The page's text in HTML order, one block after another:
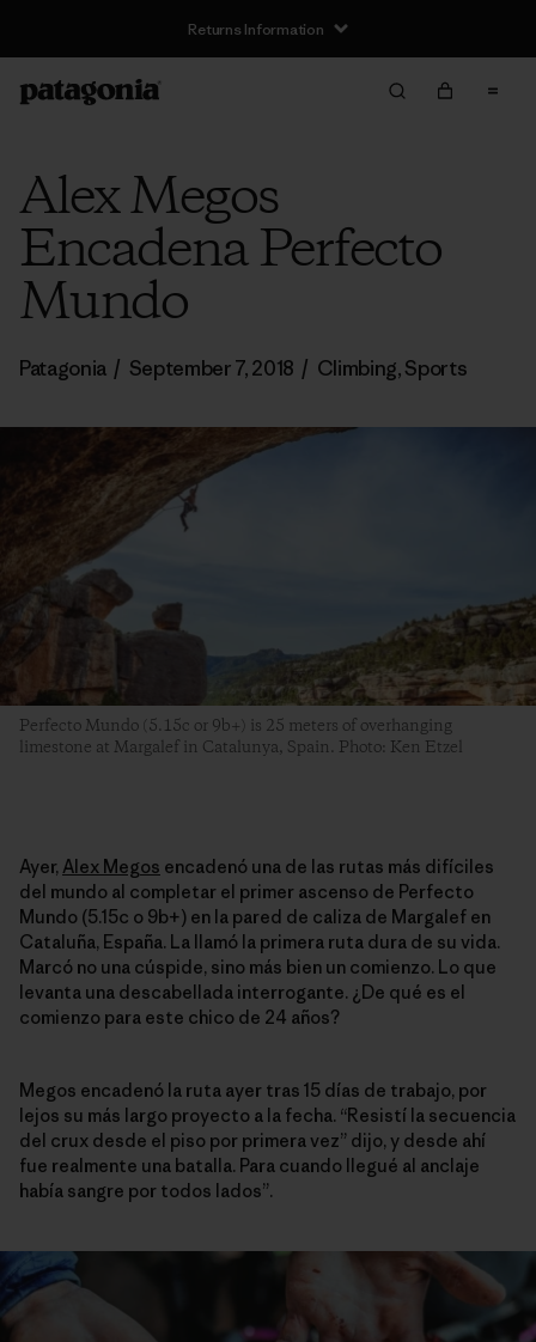
Returns Information
Alex Megos
Encadena Perfecto
Mundo
Patagonia / September 7, 2018 / Climbing,Sports
Perfecto Mundo (5.15c or 9b+) is 25 meters of overhanging
limestone at Margalef in Catalunya, Spain. Photo: Ken Etzel
Ayer, Alex Megos encadenó una de las rutas más difíciles
del mundo al completar el primer ascenso de Perfecto
Mundo (5.15c o 9b+) en la pared de caliza de Margalef en
Cataluña, España. La llamó la primera ruta dura de su vida.
Marcó no una cúspide, sino más bien un comienzo. Lo que
levanta una descabellada interrogante. ¿De qué es el
comienzo para este chico de 24 años?
Megos encadenó la ruta ayer tras 15 días de trabajo, por
lejos su más largo proyecto a la fecha. “Resistí la secuencia
del crux desde el piso por primera vez” dijo, y desde ahí
fue realmente una batalla. Para cuando llegué al anclaje
había sangre por todos lados”.